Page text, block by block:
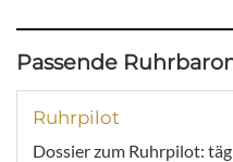
Passende
Ruhrpilot
Dossier zum Ruhrpilot: